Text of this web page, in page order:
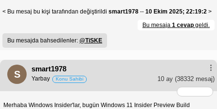
< Bu mesaj bu kişi tarafından değiştirildi smart1978 -- 10 Ekim 2025; 22:19:2 >
Bu mesaja 1 cevap geldi.
Bu mesajda bahsedilenler: @TiSKE
S
smart1978
10 ay (38332 mesaj)
Yarbay Konu Sahibi
Merhaba Windows Insider'lar, bugün Windows 11 Insider Preview Build